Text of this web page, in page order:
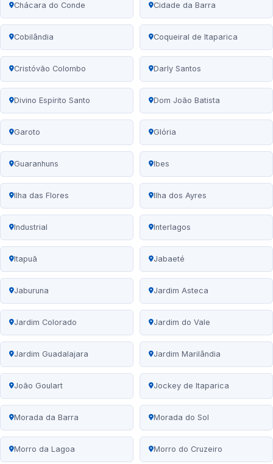
Chácara do Conde Cidade da Barra
Cobilândia Coqueiral de Itaparica
Cristóvão Colombo Darly Santos
Divino Espírito Santo Dom João Batista
Garoto Glória
Guaranhuns Ibes
Ilha das Flores Ilha dos Ayres
Industrial Interlagos
Itapuã Jabaeté
Jaburuna Jardim Asteca
Jardim Colorado Jardim do Vale
Jardim Guadalajara Jardim Marilândia
João Goulart Jockey de Itaparica
Morada da Barra Morada do Sol
Morro da Lagoa Morro do Cruzeiro